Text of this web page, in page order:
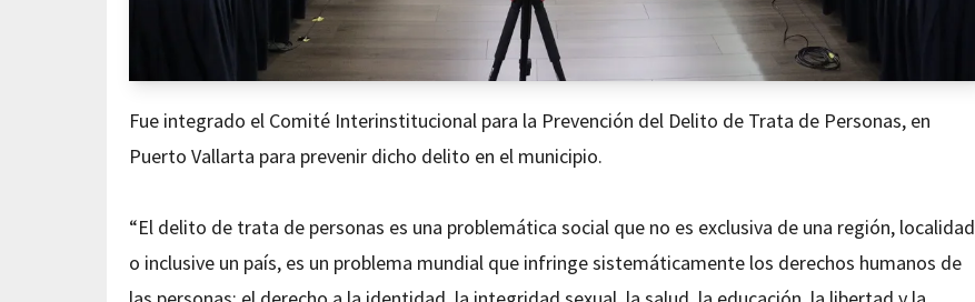
Fue integrado el Comité Interinstitucional para la Prevención del Delito de Trata de Personas, en
Puerto Vallarta para prevenir dicho delito en el municipio.
“El delito de trata de personas es una problemática social que no es exclusiva de una región, localidad
o inclusive un país, es un problema mundial que infringe sistemáticamente los derechos humanos de